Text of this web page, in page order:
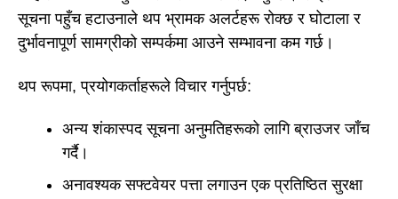
सूचना पहुँच हटाउनाले थप भ्रामक अलर्टहरू रोक्छ र घोटाला र
दुर्भावनापूर्ण सामग्रीको सम्पर्कमा आउने सम्भावना कम गर्छ।
थप रूपमा, प्रयोगकर्ताहरूले विचार गर्नुपर्छ:
अन्य शंकास्पद सूचना अनुमतिहरूको लागि ब्राउजर जाँच
गर्दै।
अनावश्यक सफ्टवेयर पत्ता लगाउन एक प्रतिष्ठित सुरक्षा